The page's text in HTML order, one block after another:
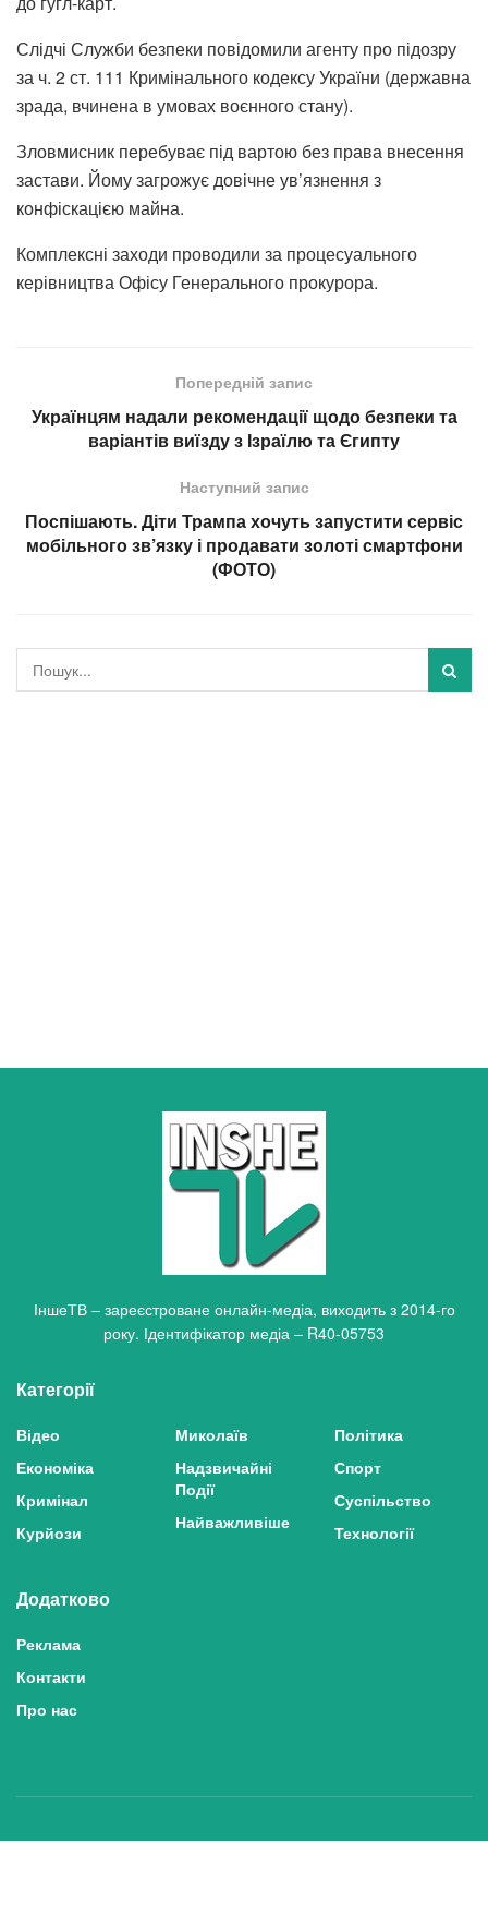
Слідчі Служби безпеки повідомили агенту про підозру
за ч. 2 ст. 111 Кримінального кодексу України (державна
зрада, вчинена в умовах воєнного стану).
Зловмисник перебуває під вартою без права внесення
застави. Йому загрожує довічне ув’язнення з
конфіскацією майна.
Комплексні заходи проводили за процесуального
керівництва Офісу Генерального прокурора.
Попередній запис
Українцям надали рекомендації щодо безпеки та
варіантів виїзду з Ізраїлю та Єгипту
Наступний запис
Поспішають. Діти Трампа хочуть запустити сервіс
мобільного зв’язку і продавати золоті смартфони
(ФОТО)
ІншеТВ – зареєстроване онлайн-медіа, виходить з 2014-го
року. Ідентифікатор медіа – R40-05753
Категорії
Відео
Економіка
Кримінал
Курйози
Миколаїв
Надзвичайні
Події
Найважливіше
Політика
Спорт
Суспільство
Технології
Додатково
Реклама
Контакти
Про нас
Політика конфіденційності та захисту персональних даних